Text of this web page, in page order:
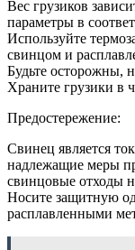
Вес грузиков
параметры в
Используйте
свинцом и
Будьте осторожны,
Храните грузики в
Предостережение:
Свинец является
надлежащие меры
свинцовые отходы
Носите защитную
расплавленными